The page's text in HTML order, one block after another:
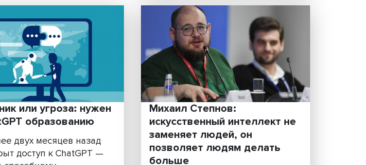
Страшно потерять контроль:
персональным данным
требуется data privacy
В России не хватает мозговых
центров в сфере data privacy,
способных прогнозировать
последствия и......
От смартфона до
нейросетей: как
нанотехнологии
будущее
В скором времени благодаря
нанотехнологиям стоит
открытия новых материалов,
создания новых ......